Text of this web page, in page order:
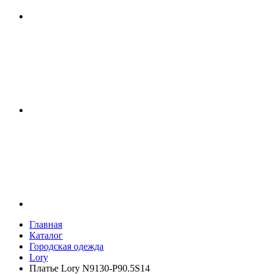
Главная
Каталог
Городская одежда
Lory
Платье Lory N9130-P90.5S14